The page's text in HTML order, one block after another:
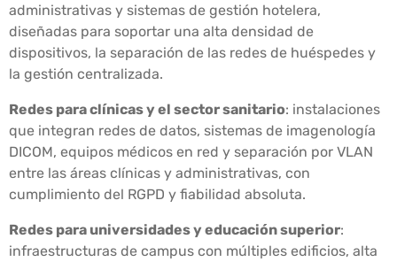
administrativas y sistemas de gestión hotelera,
diseñadas para soportar una alta densidad de
dispositivos, la separación de las redes de huéspedes y
la gestión centralizada.
Redes para clínicas y el sector sanitario: instalaciones
que integran redes de datos, sistemas de imagenología
DICOM, equipos médicos en red y separación por VLAN
entre las áreas clínicas y administrativas, con
cumplimiento del RGPD y fiabilidad absoluta.
Redes para universidades y educación superior:
infraestructuras de campus con múltiples edificios, alta